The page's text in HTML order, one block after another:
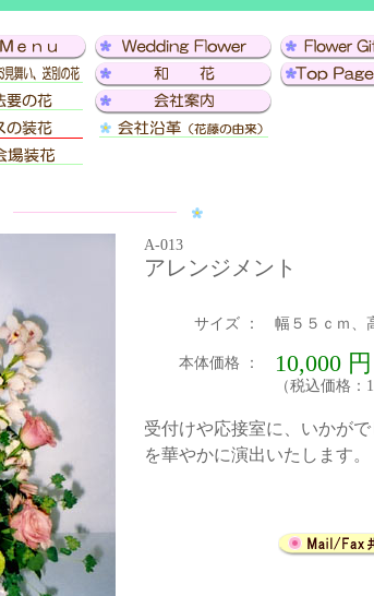
A-013
アレンジメント
サイズ ： 幅５５ｃｍ、
本体価格 ： 10,000 円
（税込価格：
受付けや応接室に、いかが
を華やかに演出いたします。